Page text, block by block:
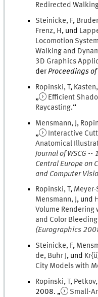
Redirected
Steinicke, F, Bruder
Frenz, H , und
Locomotion
Walking and
3D Graphics
derProceedings
Ropinski,T, Kasten,
„
Efficient
Raycasting.“
Mensmann, J,
„
Interactive
Anatomical
Journal of WSCG
Central Europe on
and Computer
Ropinski,T,
Mensmann, J, und
Volume Rendering
and Color Bleeding
(Eurographics
Steinicke, F,
de, Buhr J, und
City Models with
Ropinski,T, Petkov,
2008. „
Small-